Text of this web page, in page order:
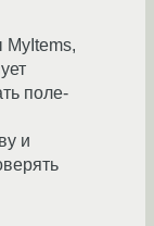
MyItems,
поле-
и